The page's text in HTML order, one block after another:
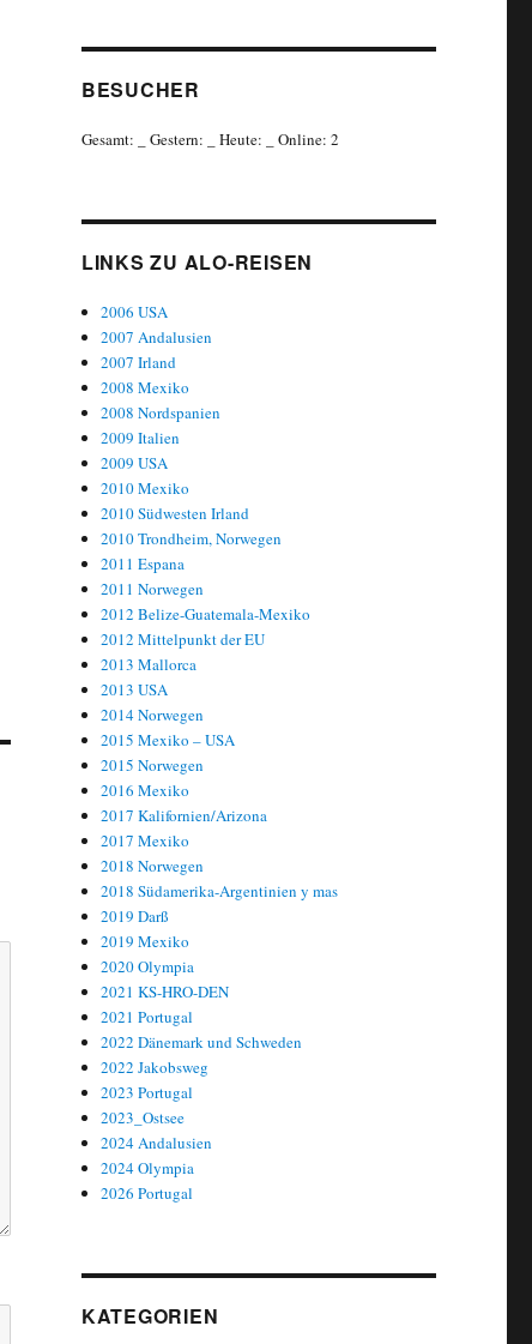
BESUCHER
Gesamt: Gestern: Heute: Online: 2
LINKS ZU ALO-REISEN
2006 USA
2007 Andalusien
2007 Irland
2008 Mexiko
2008 Nordspanien
2009 Italien
2009 USA
2010 Mexiko
2010 Südwesten Irland
2010 Trondheim, Norwegen
2011 Espana
2011 Norwegen
2012 Belize-Guatemala-Mexiko
2012 Mittelpunkt der EU
2013 Mallorca
2013 USA
2014 Norwegen
2015 Mexiko – USA
2015 Norwegen
2016 Mexiko
2017 Kalifornien/Arizona
2017 Mexiko
2018 Norwegen
2018 Südamerika-Argentinien y mas
2019 Darß
2019 Mexiko
2020 Olympia
2021 KS-HRO-DEN
2021 Portugal
2022 Dänemark und Schweden
2022 Jakobsweg
2023 Portugal
2023_Ostsee
2024 Andalusien
2024 Olympia
2026 Portugal
KATEGORIEN